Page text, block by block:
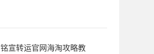
铭宣转运官网海淘攻略教